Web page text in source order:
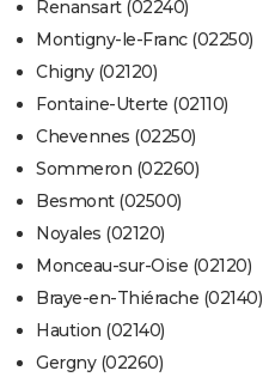
Renansart (02240)
Montigny-le-Franc (02250)
Chigny (02120)
Fontaine-Uterte (02110)
Chevennes (02250)
Sommeron (02260)
Besmont (02500)
Noyales (02120)
Monceau-sur-Oise (02120)
Braye-en-Thiérache (02140)
Haution (02140)
Gergny (02260)